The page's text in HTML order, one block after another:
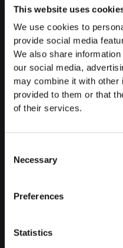
This website uses
We use cookies to
provide social media
We also share
our social media,
may combine it with other
provided to them or that
of their services.
Selection
Necessary
Preferences
Statistics
Transformer RI en Sàrl
Transformer RI en SA
Transformer SNC en Sàrl
Transformer SNC en SA
Modifier statuts
GÉRER UNE ENTREPRISE
Externaliser sa
Contrats et documents